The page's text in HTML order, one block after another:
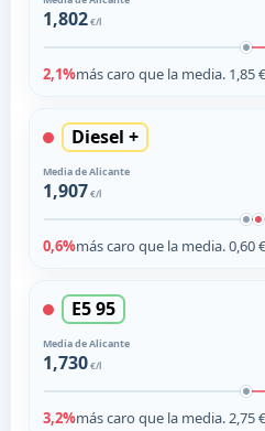
1,802€/l
2,1%más caro que la media. 1,85
Diesel +
Media de Alicante
1,907€/l
0,6%más caro que la media. 0,60
E5 95
Media de Alicante
1,730€/l
3,2%más caro que la media. 2,75